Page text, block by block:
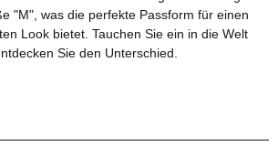
"M", was die perfekte Passform für einen
Look bietet. Tauchen Sie ein in die Welt
Sie den Unterschied.